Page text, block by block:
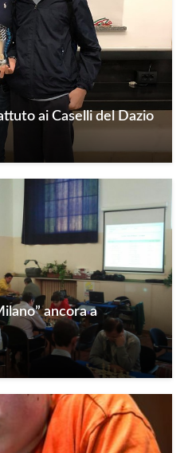
ai Caselli del Dazio
ancora a